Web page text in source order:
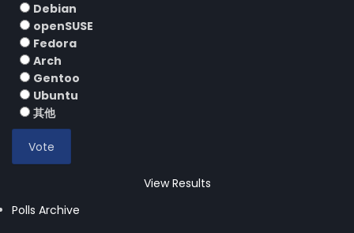
Debian
openSUSE
Fedora
Arch
Gentoo
Ubuntu
其他
View Results
Polls Archive